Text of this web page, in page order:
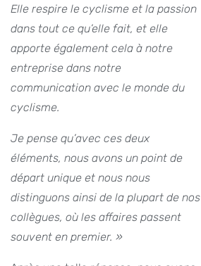
Elle respire le cyclisme et la passion
dans tout ce qu’elle fait, et elle
apporte également cela à notre
entreprise dans notre
communication avec le monde du
cyclisme.
Je pense qu’avec ces deux
éléments, nous avons un point de
départ unique et nous nous
distinguons ainsi de la plupart de nos
collègues, où les affaires passent
souvent en premier. »